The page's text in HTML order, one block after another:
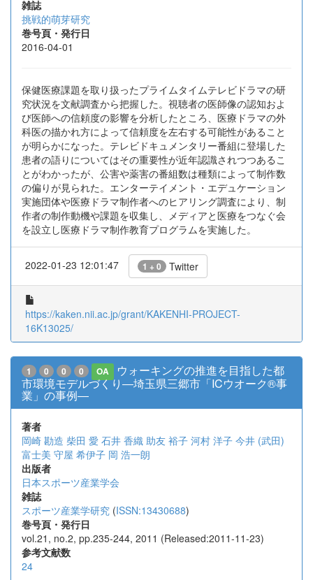
雑誌
挑戦的萌芽研究
巻号頁・発行日
2016-04-01
保健医療課題を取り扱ったプライムタイムテレビドラマの研
究状況を文献調査から把握した。視聴者の医師像の認知およ
び医師への信頼度の影響を分析したところ、医療ドラマの外
科医の描かれ方によって信頼度を左右する可能性があること
が明らかになった。テレビドキュメンタリー番組に登場した
患者の語りについてはその重要性が近年認識されつつあるこ
とがわかったが、公害や薬害の番組数は種類によって制作数
の偏りが見られた。エンターテイメント・エデュケーション
実施団体や医療ドラマ制作者へのヒアリング調査により、制
作者の制作動機や課題を収集し、メディアと医療をつなぐ会
を設立し医療ドラマ制作教育プログラムを実施した。
2022-01-23 12:01:47 1 + 0 Twitter
https://kaken.nii.ac.jp/grant/KAKENHI-PROJECT-
16K13025/
1 0 0 0 OA
ウォーキングの推進を目指した都
市環境モデルづくり―埼玉県三郷市「ICウオーク®事
業」の事例―
著者
岡崎 勘造 柴田 愛 石井 香織 助友 裕子 河村 洋子 今井 (武田)
富士美 守屋 希伊子 岡 浩一朗
出版者
日本スポーツ産業学会
雑誌
スポーツ産業学研究 (ISSN:13430688)
巻号頁・発行日
vol.21, no.2, pp.235-244, 2011 (Released:2011-11-23)
参考文献数
24